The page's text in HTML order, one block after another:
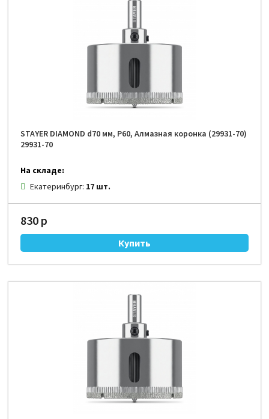
STAYER DIAMOND d70 мм, Р60, Алмазная коронка (29931-70)
29931-70
На складе:
Екатеринбург: 17 шт.
830 р